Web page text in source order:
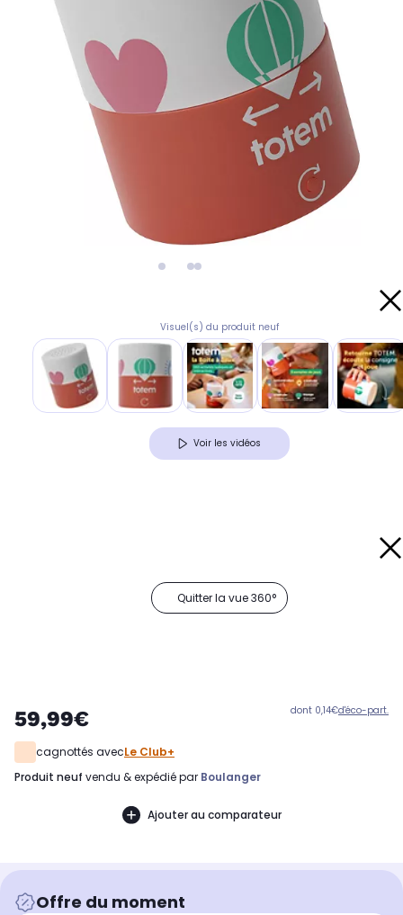
Visuel(s) du produit neuf
Voir les vidéos
Quitter la vue 360°
59,99€ dont 0,14€d'éco-part.
cagnottés avecLe Club+
produit neuf vendu & expédié par Boulanger
Ajouter au comparateur
Offre du moment